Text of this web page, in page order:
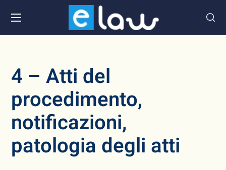
4 – Atti del
procedimento,
notificazioni,
patologia degli atti